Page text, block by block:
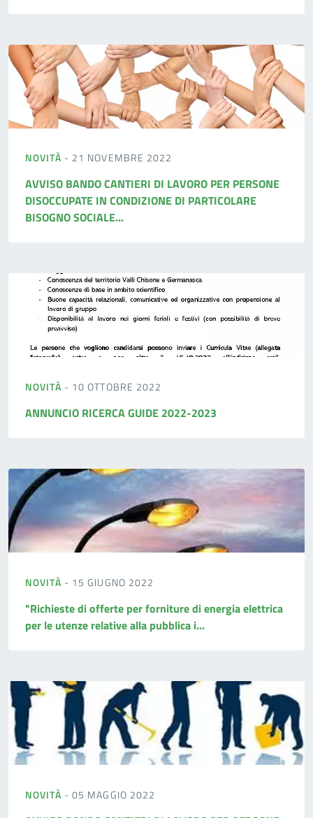
NOVITÀ - 21 NOVEMBRE 2022
AVVISO BANDO CANTIERI DI LAVORO PER PERSONE
DISOCCUPATE IN CONDIZIONE DI PARTICOLARE
BISOGNO SOCIALE...
NOVITÀ - 10 OTTOBRE 2022
ANNUNCIO RICERCA GUIDE 2022-2023
NOVITÀ - 15 GIUGNO 2022
"Richieste di offerte per forniture di energia elettrica
per le utenze relative alla pubblica i...
NOVITÀ - 05 MAGGIO 2022